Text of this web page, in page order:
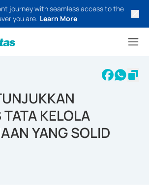
journey with seamless access to the
you are. Learn More
KELOLA
YANG SOLID